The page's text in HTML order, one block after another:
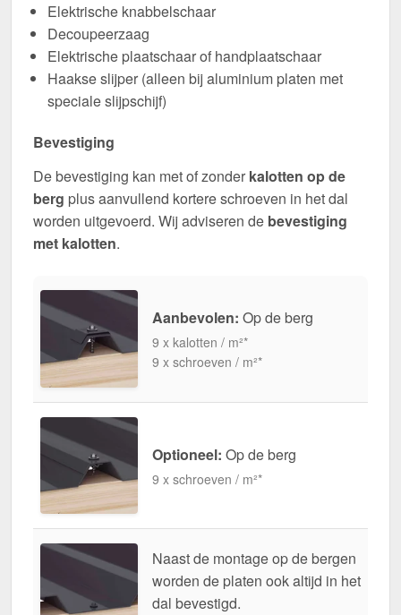
Elektrische knabbelschaar
Decoupeerzaag
Elektrische plaatschaar of handplaatschaar
Haakse slijper (alleen bij aluminium platen met
speciale slijpschijf)
Bevestiging
De bevestiging kan met of zonder kalotten op de
berg plus aanvullend kortere schroeven in het dal
worden uitgevoerd. Wij adviseren de bevestiging
met kalotten.
Aanbevolen: Op de berg
9 x kalotten / m²*
9 x schroeven / m²*
Optioneel: Op de berg
9 x schroeven / m²*
Naast de montage op de bergen
worden de platen ook altijd in het
dal bevestigd.